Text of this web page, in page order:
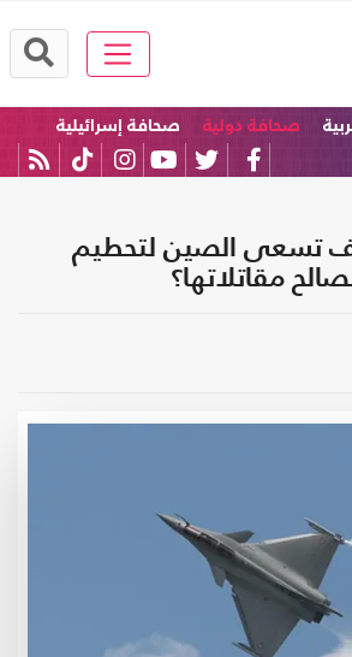
صحافة دولية صحافة إسرائيلية
تسعى الصين لتحطيم
مقاتلاتها؟